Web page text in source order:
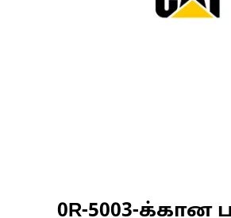
0R-5003-க்கான